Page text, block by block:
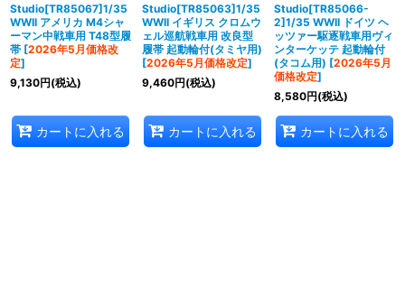
Studio[TR85067]1/35
WWII アメリカ M4シャ
ーマン中戦車用 T48型履
帯 [2026年5月価格改
定]
9,130円(税込)
カートに入れる
Studio[TR85063]1/35
WWII イギリス クロムウ
ェル巡航戦車用 改良型
履帯 起動輪付(タミヤ用)
[2026年5月価格改定]
9,460円(税込)
カートに入れる
Studio[TR85066-
2]1/35 WWII ドイツ ヘ
ッツァー駆逐戦車用ヴィ
ンターケッテ 起動輪付
(タコム用) [2026年5月
価格改定]
8,580円(税込)
カートに入れる